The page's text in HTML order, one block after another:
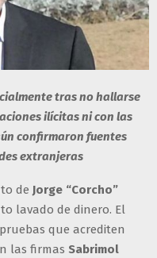
tras no hallarse
ilícitas ni con las
confirmaron fuentes
extranjeras
de Jorge “Corcho”
lavado de dinero. El
que acrediten
las firmas Sabrimol